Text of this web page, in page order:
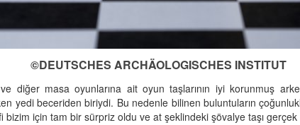
©DEUTSCHES ARCHÄOLOGISCHES INSTITUT
diğer masa oyunlarına ait oyun taşlarının iyi korunmuş
yedi beceriden biriydi. Bu nedenle bilinen buluntuların
için tam bir sürpriz oldu ve at şeklindeki şövalye taşı